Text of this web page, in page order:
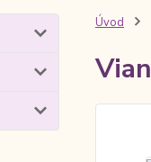
Úvod